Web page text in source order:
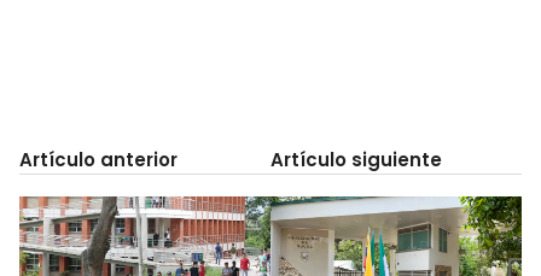
Artículo anterior Artículo siguiente